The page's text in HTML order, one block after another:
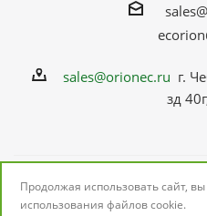
sales@orionec.ru г.
зд
2026 © ОРИОНЭК:
Продолжая использовать сайт,
использования файлов cookie.